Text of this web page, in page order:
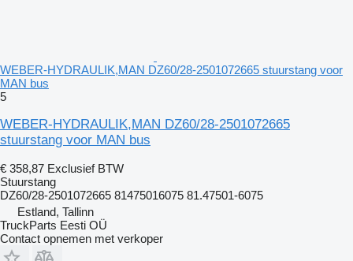
WEBER-HYDRAULIK,MAN DZ60/28-2501072665 stuurstang voor
MAN bus
5
WEBER-HYDRAULIK,MAN DZ60/28-2501072665
stuurstang voor MAN bus
€ 358,87 Exclusief BTW
Stuurstang
DZ60/28-2501072665 81475016075 81.47501-6075
Estland, Tallinn
TruckParts Eesti OÜ
Contact opnemen met verkoper